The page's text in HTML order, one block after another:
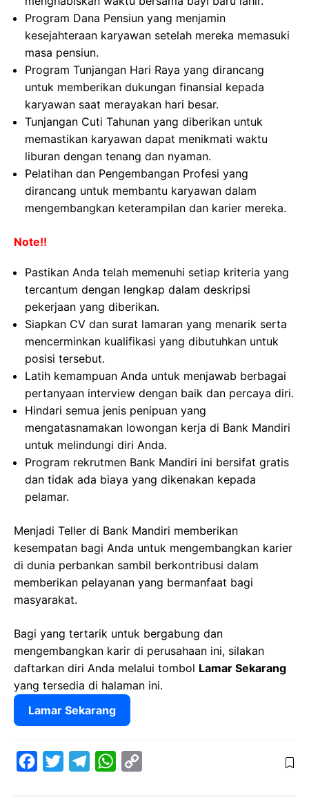
Program Dana Pensiun yang menjamin
kesejahteraan karyawan setelah mereka memasuki
masa pensiun.
Program Tunjangan Hari Raya yang dirancang
untuk memberikan dukungan finansial kepada
karyawan saat merayakan hari besar.
Tunjangan Cuti Tahunan yang diberikan untuk
memastikan karyawan dapat menikmati waktu
liburan dengan tenang dan nyaman.
Pelatihan dan Pengembangan Profesi yang
dirancang untuk membantu karyawan dalam
mengembangkan keterampilan dan karier mereka.
Note!!
Pastikan Anda telah memenuhi setiap kriteria yang
tercantum dengan lengkap dalam deskripsi
pekerjaan yang diberikan.
Siapkan CV dan surat lamaran yang menarik serta
mencerminkan kualifikasi yang dibutuhkan untuk
posisi tersebut.
Latih kemampuan Anda untuk menjawab berbagai
pertanyaan interview dengan baik dan percaya diri.
Hindari semua jenis penipuan yang
mengatasnamakan lowongan kerja di Bank Mandiri
untuk melindungi diri Anda.
Program rekrutmen Bank Mandiri ini bersifat gratis
dan tidak ada biaya yang dikenakan kepada
pelamar.
Menjadi Teller di Bank Mandiri memberikan
kesempatan bagi Anda untuk mengembangkan karier
di dunia perbankan sambil berkontribusi dalam
memberikan pelayanan yang bermanfaat bagi
masyarakat.
Bagi yang tertarik untuk bergabung dan
mengembangkan karir di perusahaan ini, silakan
daftarkan diri Anda melalui tombol Lamar Sekarang
yang tersedia di halaman ini.
Lamar Sekarang
W